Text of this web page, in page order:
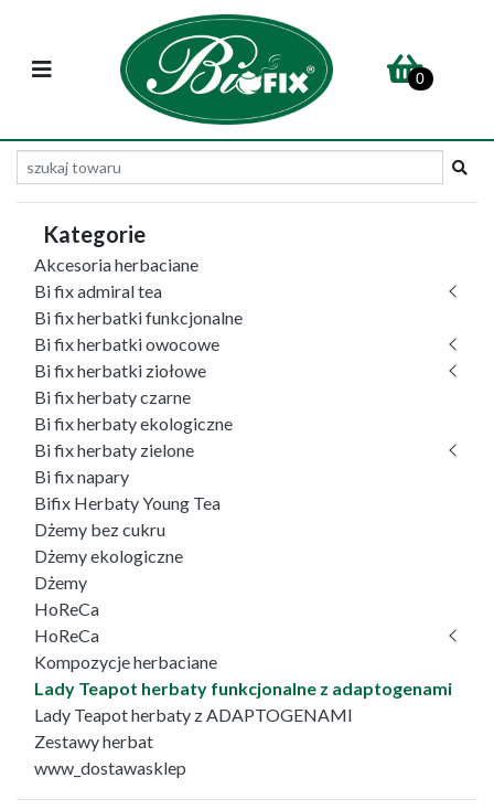
0
Kategorie
Akcesoria herbaciane
Bi fix admiral tea
Bi fix herbatki funkcjonalne
Bi fix herbatki owocowe
Bi fix herbatki ziołowe
Bi fix herbaty czarne
Bi fix herbaty ekologiczne
Bi fix herbaty zielone
Bi fix napary
Bifix Herbaty Young Tea
Dżemy bez cukru
Dżemy ekologiczne
Dżemy
HoReCa
HoReCa
Kompozycje herbaciane
Lady Teapot herbaty funkcjonalne z adaptogenami
Lady Teapot herbaty z ADAPTOGENAMI
Zestawy herbat
www_dostawasklep